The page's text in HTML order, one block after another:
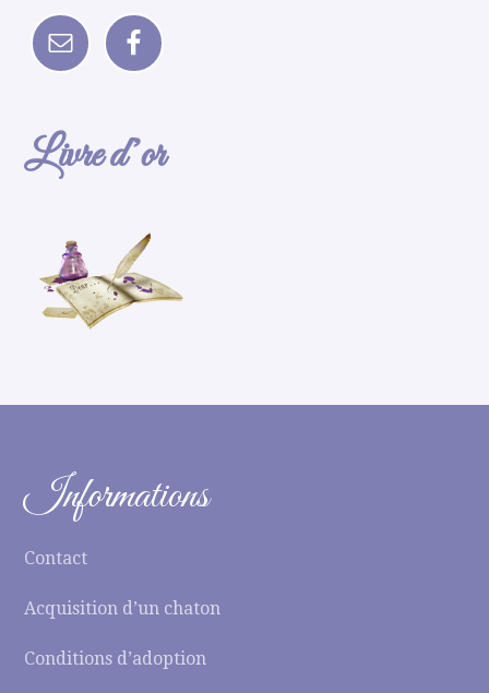
Livre d’or
Informations
Contact
Acquisition d’un chaton
Conditions d’adoption